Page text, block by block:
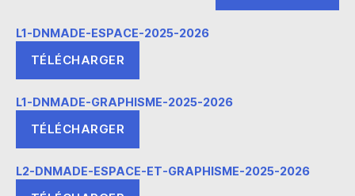
L1-DNMADE-ESPACE-2025-2026
TÉLÉCHARGER
L1-DNMADE-GRAPHISME-2025-2026
TÉLÉCHARGER
L2-DNMADE-ESPACE-ET-GRAPHISME-2025-2026